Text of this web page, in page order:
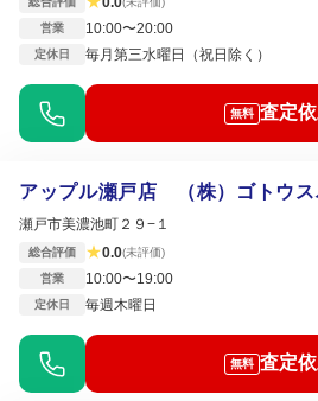
営業
10:00〜20:00
定休日 毎月第三水曜日（祝日除く）
無料 査定
アップル瀬戸店 （株）ゴトウス
瀬戸市美濃池町２９−１
総合評価 ★0.0(未評価)
営業
10:00〜19:00
定休日 毎週木曜日
無料 査定